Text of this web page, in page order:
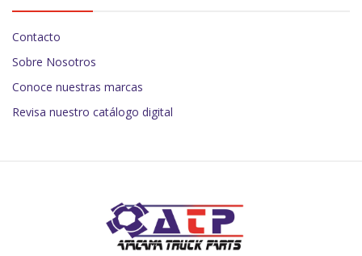
Contacto
Sobre Nosotros
Conoce nuestras marcas
Revisa nuestro catálogo digital